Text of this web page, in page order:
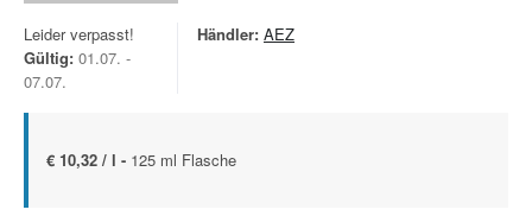
Leider verpasst!
Gültig: 01.07. -
07.07.
Händler: AEZ
€ 10,32 / l - 125 ml Flasche